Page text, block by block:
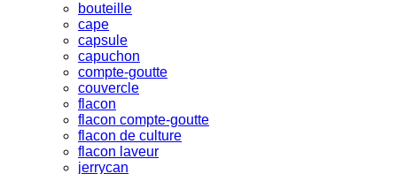
bouteille
cape
capsule
capuchon
compte-goutte
couvercle
flacon
flacon compte-goutte
flacon de culture
flacon laveur
jerrycan